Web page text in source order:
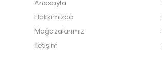
Anasayfa
Hakkımızda
Mağazalarımız
İletişim